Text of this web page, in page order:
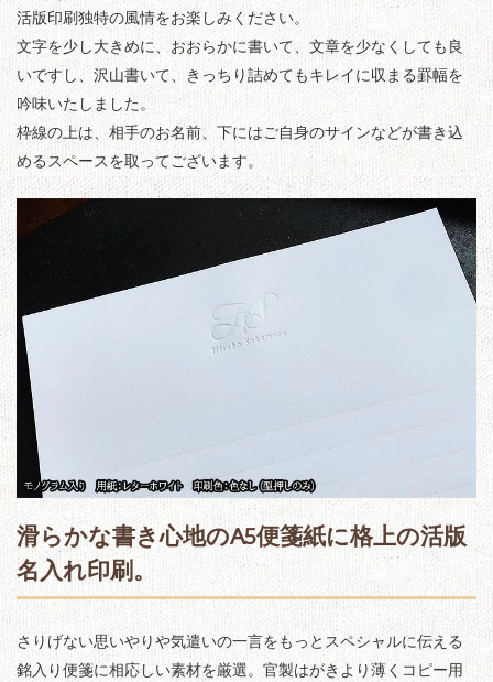
活版印刷独特の風情をお楽しみください。
文字を少し大きめに、おおらかに書いて、文章を少なくしても良
いですし、沢山書いて、きっちり詰めてもキレイに収まる罫幅を
吟味いたしました。
枠線の上は、相手のお名前、下にはご自身のサインなどが書き込
めるスペースを取ってございます。
滑らかな書き心地のA5便箋紙に格上の活版
名入れ印刷。
さりげない思いやりや気遣いの一言をもっとスペシャルに伝える
銘入り便箋に相応しい素材を厳選。官製はがきより薄くコピー用